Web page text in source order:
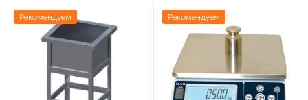
Рекомендуем Рекомендуем